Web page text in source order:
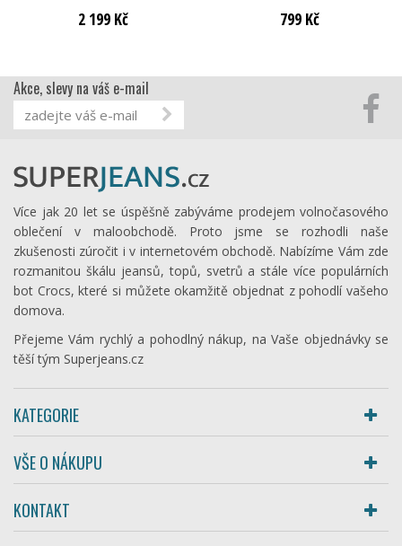
2 199 Kč 799 Kč
Akce, slevy na váš e-mail
Více jak 20 let se úspěšně zabýváme prodejem volnočasového
oblečení v maloobchodě. Proto jsme se rozhodli naše
zkušenosti zúročit i v internetovém obchodě. Nabízíme Vám zde
rozmanitou škálu jeansů, topů, svetrů a stále více populárních
bot Crocs, které si můžete okamžitě objednat z pohodlí vašeho
domova.
Přejeme Vám rychlý a pohodlný nákup, na Vaše objednávky se
těší tým Superjeans.cz
KATEGORIE
VŠE O NÁKUPU
KONTAKT